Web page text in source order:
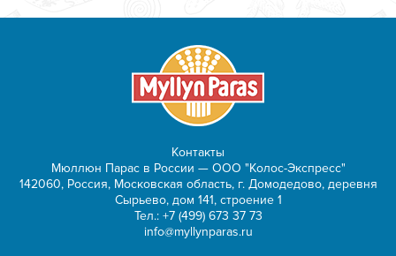
Контакты
Мюллюн Парас в России — ООО "Колос-Экспресс"
142060, Россия, Московская область, г. Домодедово, деревня
Сырьево, дом 141, строение 1
Тел.: +7 (499) 673 37 73
info@myllynparas.ru